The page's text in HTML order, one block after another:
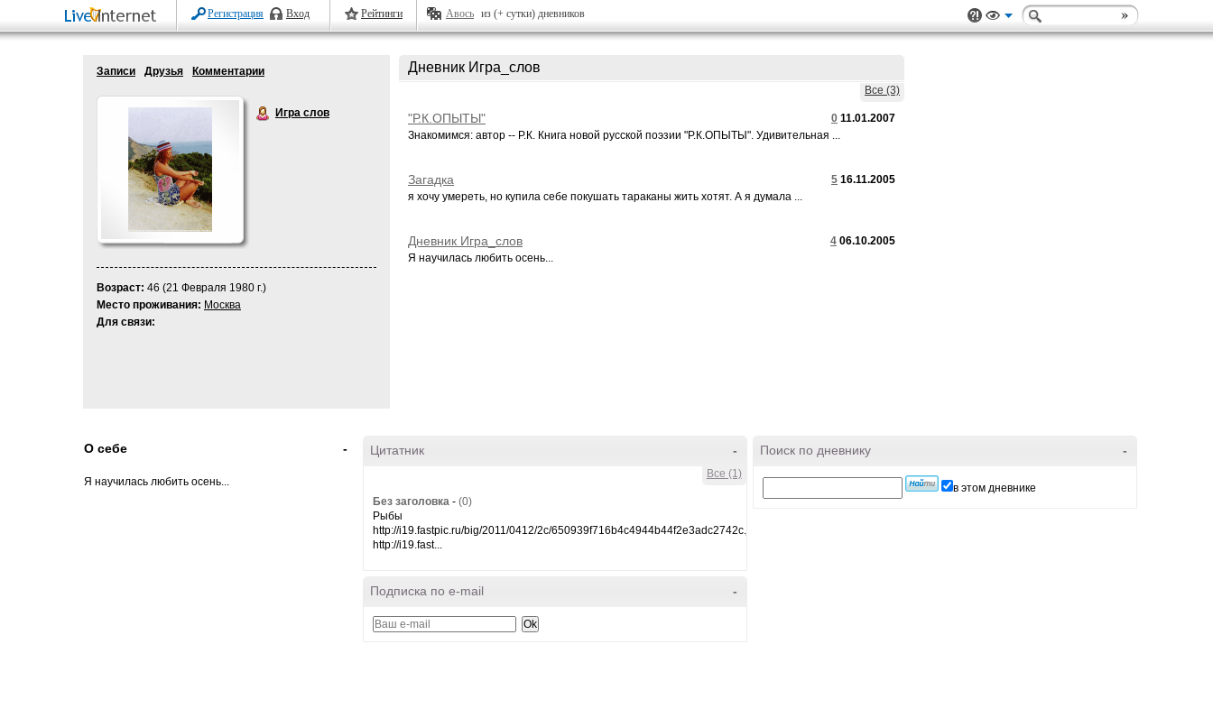
Регистрация Вход Рейтинги Авось из (+ сутки) дневников
Записи Друзья Комментарии
Игра слов
Возраст: 46 (21 Февраля 1980 г.)
Место проживания: Москва
Для связи:
Дневник Игра_слов
Все (3)
0 11.01.2007
"Р.К.ОПЫТЫ"
Знакомимся: автор -- Р.К. Книга новой русской поэзии "Р.К.ОПЫТЫ". Удивительная ...
5 16.11.2005
Загадка
я хочу умереть, но купила себе покушать тараканы жить хотят. А я думала ...
4 06.10.2005
Дневник Игра_слов
Я научилась любить осень...
-
О себе
Я научилась любить осень...
-
Цитатник
Все (1)
Без заголовка - (0)
Рыбы
http://i19.fastpic.ru/big/2011/0412/2c/650939f716b4c4944b44f2e3adc2742c.jpg
http://i19.fast...
-
Подписка по e-mail
-
Поиск по дневнику
в этом дневнике